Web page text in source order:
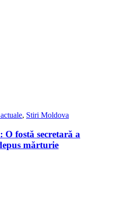
, Stiri Moldova
fostă secretară a
mărturie